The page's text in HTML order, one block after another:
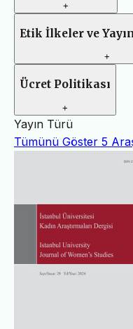
+
Etik İlkeler ve
+
Ücret Politikası
+
Yayın Türü
Tümünü Göster 5